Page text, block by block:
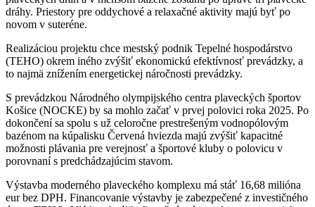
dráhy. Priestory pre oddychové a relaxačné aktivity majú byť po
novom v suteréne.
Realizáciou projektu chce mestský podnik Tepelné hospodárstvo
(TEHO) okrem iného zvýšiť ekonomickú efektívnosť prevádzky, a
to najmä znížením energetickej náročnosti prevádzky.
S prevádzkou Národného olympijského centra plaveckých športov
Košice (NOCKE) by sa mohlo začať v prvej polovici roka 2025. Po
dokončení sa spolu s už celoročne prestrešeným vodnopólovým
bazénom na kúpalisku Červená hviezda majú zvýšiť kapacitné
možnosti plávania pre verejnosť a športové kluby o polovicu v
porovnaní s predchádzajúcim stavom.
Výstavba moderného plaveckého komplexu má stáť 16,68 milióna
eur bez DPH. Financovanie výstavby je zabezpečené z investičného